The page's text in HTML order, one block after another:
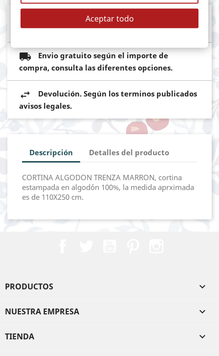
Mediante pasarela de pago segura del
Banco Sabadell
Envio gratuito según el importe de
compra, consulta las diferentes opciones.
Devolución. Según los terminos publicados
avisos legales.
Descripción Detalles del producto
CORTINA ALGODON TRENZA MARRON, cortina
estampada en algodón 100%, la medida aprximada
es de 110X250 cm.
PRODUCTOS 
NUESTRA EMPRESA 
TIENDA 
Aceptar todo